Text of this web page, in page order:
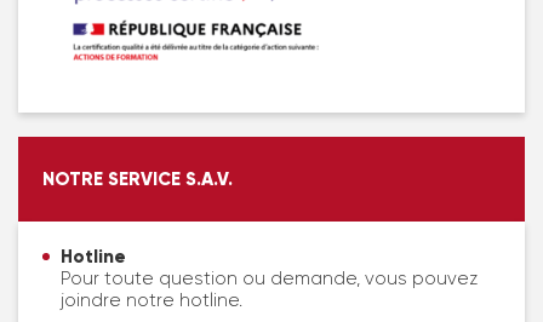
NOTRE SERVICE S.A.V.
Hotline
Pour toute question ou demande, vous pouvez
joindre notre hotline.